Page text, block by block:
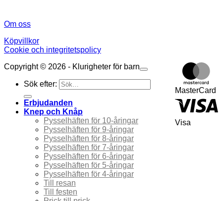
Om oss
Köpvillkor
Cookie och integritetspolicy
MasterCard
Visa
Copyright © 2026 - Klurigheter för barn
Sök efter:
Erbjudanden
Knep och Knåp
Pysselhäften för 10-åringar
Pysselhäften för 9-åringar
Pysselhäften för 8-åringar
Pysselhäften för 7-åringar
Pysselhäften för 6-åringar
Pysselhäften för 5-åringar
Pysselhäften för 4-åringar
Till resan
Till festen